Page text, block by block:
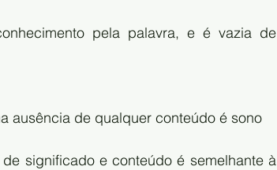
pela palavra, e é vazia de
ausência de qualquer conteúdo é sono
significado e conteúdo é semelhante à